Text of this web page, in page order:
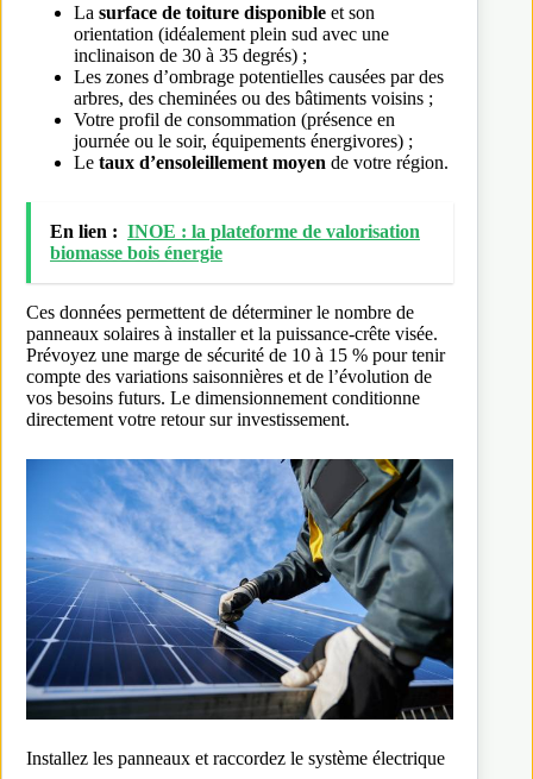
La surface de toiture disponible et son
orientation (idéalement plein sud avec une
inclinaison de 30 à 35 degrés) ;
Les zones d’ombrage potentielles causées par des
arbres, des cheminées ou des bâtiments voisins ;
Votre profil de consommation (présence en
journée ou le soir, équipements énergivores) ;
Le taux d’ensoleillement moyen de votre région.
En lien : INOE : la plateforme de valorisation
biomasse bois énergie​
Ces données permettent de déterminer le nombre de
panneaux solaires à installer et la puissance-crête visée.
Prévoyez une marge de sécurité de 10 à 15 % pour tenir
compte des variations saisonnières et de l’évolution de
vos besoins futurs. Le dimensionnement conditionne
directement votre retour sur investissement.
Installez les panneaux et raccordez le système électrique